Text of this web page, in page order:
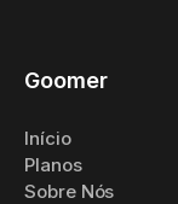
Goomer
Início
Planos
Sobre Nós